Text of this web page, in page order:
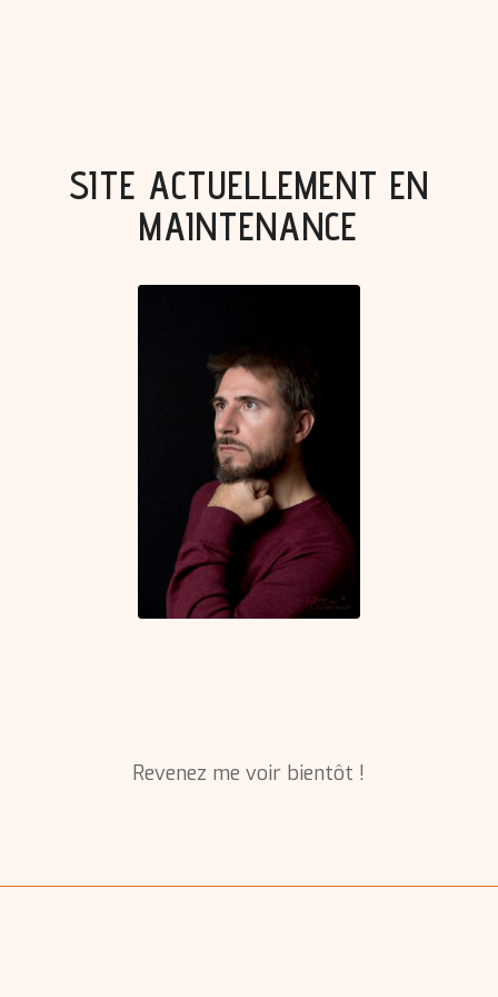
SITE ACTUELLEMENT EN
MAINTENANCE
Revenez me voir bientôt !